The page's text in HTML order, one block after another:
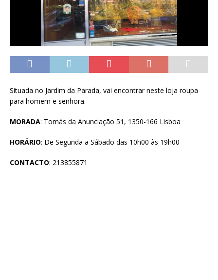
Situada no Jardim da Parada, vai encontrar neste loja roupa
para homem e senhora.
MORADA: Tomás da Anunciação 51, 1350-166 Lisboa
HORÁRIO: De Segunda a Sábado das 10h00 às 19h00
CONTACTO: 213855871